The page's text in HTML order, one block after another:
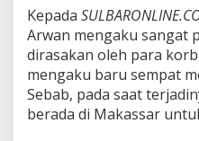
Kepada
Arwan mengaku sangat
dirasakan oleh para
mengaku baru sempat
Sebab, pada saat
berada di Makassar